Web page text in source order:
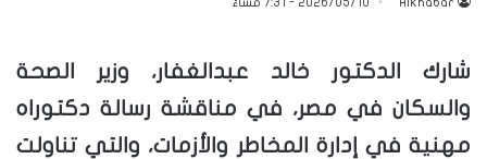
شارك الدكتور خالد عبدالغفار، وزير الصحة
والسكان في مصر، في مناقشة رسالة دكتوراه
مهنية في إدارة المخاطر والأزمات، والتي تناولت